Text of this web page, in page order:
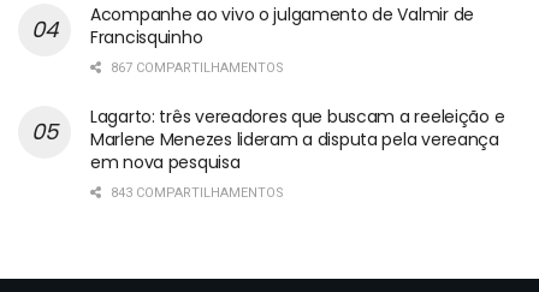
Acompanhe ao vivo o julgamento de Valmir de
Francisquinho
867 COMPARTILHAMENTOS
Lagarto: três vereadores que buscam a reeleição e
Marlene Menezes lideram a disputa pela vereança
em nova pesquisa
843 COMPARTILHAMENTOS